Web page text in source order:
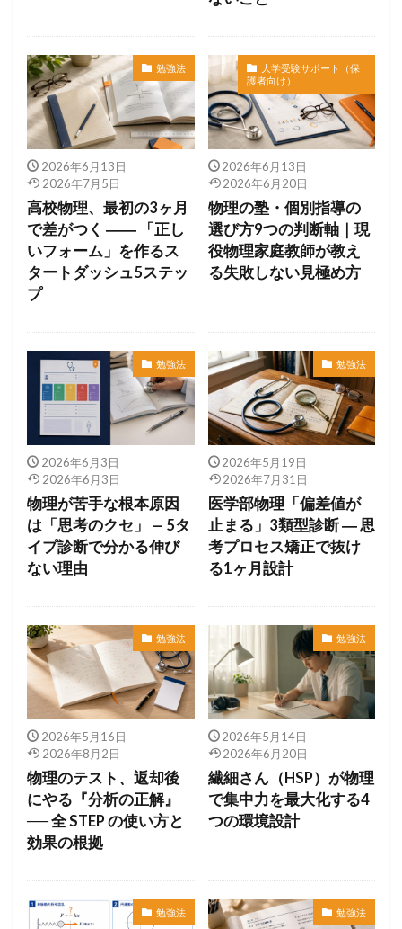
勉強法
2026年6月13日
2026年7月5日
高校物理、最初の3ヶ月
で差がつく ―― 「正し
いフォーム」を作るス
タートダッシュ5ステッ
プ
大学受験サポート（保
護者向け）
2026年6月13日
2026年6月20日
物理の塾・個別指導の
選び方9つの判断軸｜現
役物理家庭教師が教え
る失敗しない見極め方
勉強法
2026年6月3日
2026年6月3日
物理が苦手な根本原因
は「思考のクセ」 — 5タ
イプ診断で分かる伸び
ない理由
勉強法
2026年5月19日
2026年7月31日
医学部物理「偏差値が
止まる」3類型診断 ― 思
考プロセス矯正で抜け
る1ヶ月設計
勉強法
2026年5月16日
2026年8月2日
物理のテスト、返却後
にやる『分析の正解』
── 全 STEP の使い方と
効果の根拠
勉強法
2026年5月14日
2026年6月20日
繊細さん（HSP）が物理
で集中力を最大化する4
つの環境設計
勉強法 勉強法